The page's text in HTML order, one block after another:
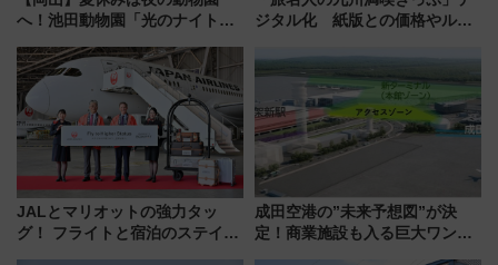
へ！池田動物園「光のナイトズ
な夜
ジタル化 紙版との価格やルー
JALとマリオットの強力タッ
グ！ フライトと宿泊のステイタ
成田空港の”未来予想図”が決
定！商業施設も入る巨大ワンタ